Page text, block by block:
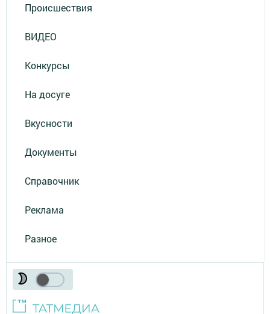
Происшествия
ВИДЕО
Конкурсы
На досуге
Вкусности
Документы
Справочник
Реклама
Разное